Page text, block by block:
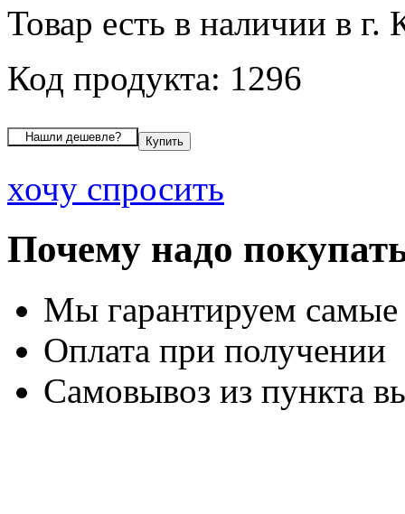
Товар есть в наличии в г.
Код продукта: 1296
хочу спросить
Почему надо
Мы гарантируем
Оплата при получении
Самовывоз из пункта